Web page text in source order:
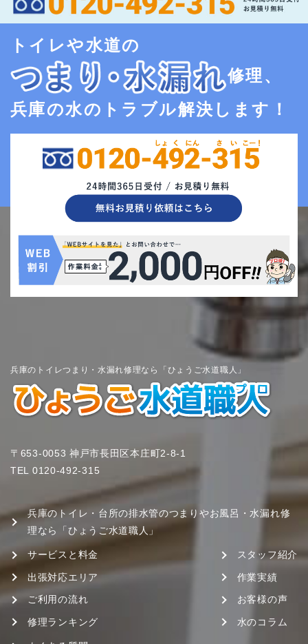
トイレや水道の
修理、
兵庫の水のトラブル解決します！
兵庫のトイレつまり・水漏れ修理なら「ひょうご水道職人」
〒653-0053 神戸市長田区本庄町2-8-1
TEL 0120-492-315
兵庫のトイレ・台所の排水管のつまりやお風呂・水漏れ修
理なら「ひょうご水道職人」
サービスと料金
出張対応エリア
ご利用の流れ
修理ランキング
スタッフ紹介
作業実績
お客様の声
水のコラム